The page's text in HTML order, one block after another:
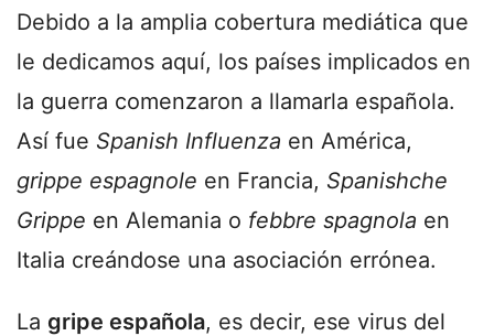
Debido a la amplia cobertura mediática que
le dedicamos aquí, los países implicados en
la guerra comenzaron a llamarla española.
Así fue Spanish Influenza en América,
grippe espagnole en Francia, Spanishche
Grippe en Alemania o febbre spagnola en
Italia creándose una asociación errónea.
La gripe española, es decir, ese virus del